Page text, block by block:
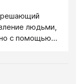
людьми,
с помощью